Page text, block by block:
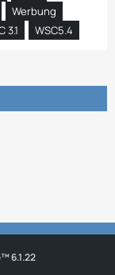
Werbung
3.1 WSC5.4
6.1.22